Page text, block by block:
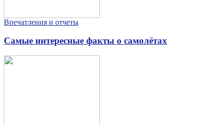
Впечатления и отчеты
Самые интересные факты о самолётах